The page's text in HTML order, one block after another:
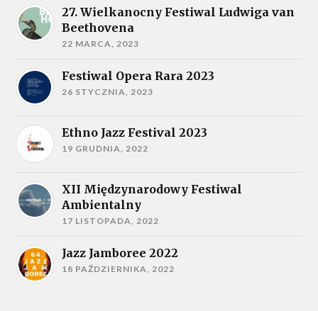
27. Wielkanocny Festiwal Ludwiga van
Beethovena
22 MARCA, 2023
Festiwal Opera Rara 2023
26 STYCZNIA, 2023
Ethno Jazz Festival 2023
19 GRUDNIA, 2022
XII Międzynarodowy Festiwal
Ambientalny
17 LISTOPADA, 2022
Jazz Jamboree 2022
18 PAŹDZIERNIKA, 2022